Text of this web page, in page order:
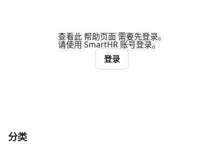
查看此 帮助页面 需要先登录。
请使用 SmartHR 账号登录。
登录
ナビゲーションメニュー
分类